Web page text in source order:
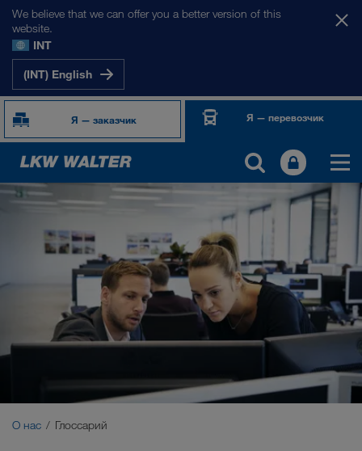
We believe that we can offer you a better version of this
website.
INT
(INT) English
Я — заказчик Я — перевозчик
Информация о компании
Менеджмент SHEQ
Социальная ответственность
О нас Глоссарий